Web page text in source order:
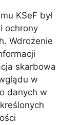
KSeF był
ochrony
Wdrożenie
skarbowa
w
danych w